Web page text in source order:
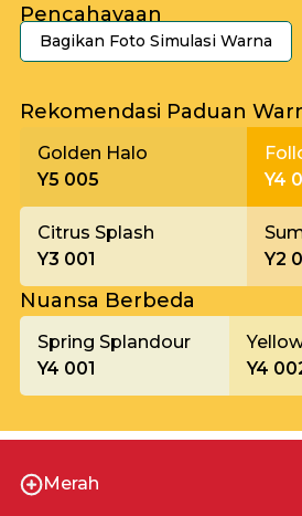
Pencahayaan
Bagikan Foto Simulasi Warna
Rekomendasi Paduan
Golden Halo
Y5 005
Y4
Citrus Splash
Y3 001
Y2
Nuansa Berbeda
Spring Splandour
Y4 001
Y4
Merah